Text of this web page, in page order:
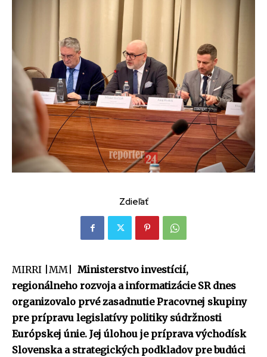
Zdieľať
MIRRI |MM|
Ministerstvo investícií,
regionálneho rozvoja a informatizácie SR dnes
organizovalo prvé zasadnutie Pracovnej skupiny
pre prípravu legislatívy politiky súdržnosti
Európskej únie. Jej úlohou je príprava východísk
Slovenska a strategických podkladov pre budúci